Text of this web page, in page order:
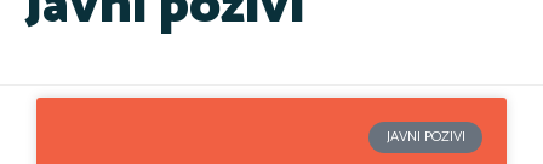
JAVNI POZIVI